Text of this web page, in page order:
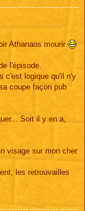
Athanaos mourir
l'épisode.
c'est logique qu'il n'y
coupe façon pub
Soit il y en a,
visage sur mon cher
les retrouvailles